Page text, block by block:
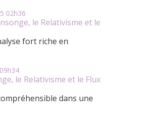
02h36
le Relativisme et le
fort riche en
09h34
le Relativisme et le Flux
dans une